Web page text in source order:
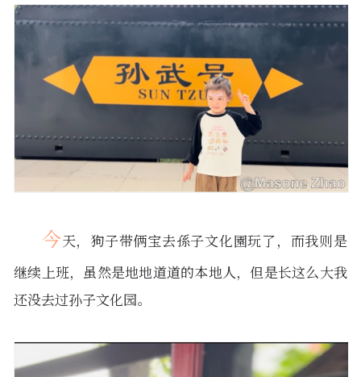
今天，狗子带俩宝去孫子文化園玩了，而我则是
继续上班，虽然是地地道道的本地人，但是长这么大我
还没去过孙子文化园。